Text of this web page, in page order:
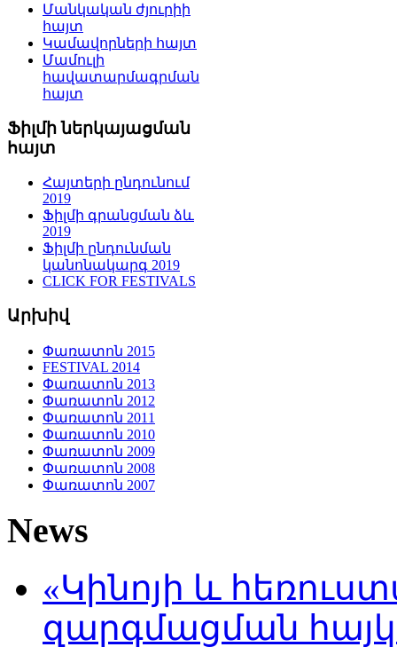
Մանկական ժյուրիի
հայտ
Կամավորների հայտ
Մամուլի
հավատարմագրման
հայտ
Ֆիլմի ներկայացման
հայտ
Հայտերի ընդունում
2019
Ֆիլմի գրանցման ձև
2019
Ֆիլմի ընդունման
կանոնակարգ 2019
CLICK FOR FESTIVALS
Արխիվ
Փառատոն 2015
FESTIVAL 2014
Փառատոն 2013
Փառատոն 2012
Փառատոն 2011
Փառատոն 2010
Փառատոն 2009
Փառատոն 2008
Փառատոն 2007
News
«Կինոյի և
զարգմացման